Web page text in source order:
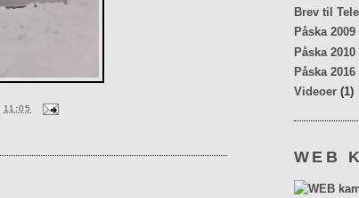
11:05
Brev til
Påska 2009
Påska 2010
Påska 2016
Videoer (1)
WEB